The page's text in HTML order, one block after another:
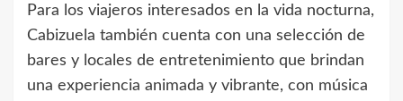
Para los viajeros interesados en la vida nocturna,
Cabizuela también cuenta con una selección de
bares y locales de entretenimiento que brindan
una experiencia animada y vibrante, con música